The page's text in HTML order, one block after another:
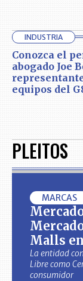
INDUSTRIA
Conozca el
abogado Joe
equipos del
PLEITOS
MARCAS
Malls
La entidad
Libre como
consumidor